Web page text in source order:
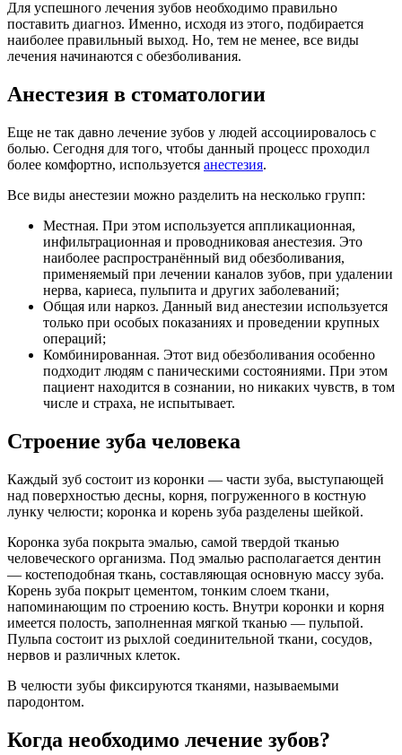
Для успешного лечения зубов необходимо правильно
поставить диагноз. Именно, исходя из этого, подбирается
наиболее правильный выход. Но, тем не менее, все виды
лечения начинаются с обезболивания.
Анестезия в стоматологии
Еще не так давно лечение зубов у людей ассоциировалось с
болью. Сегодня для того, чтобы данный процесс проходил
более комфортно, используется анестезия.
Все виды анестезии можно разделить на несколько групп:
Местная. При этом используется аппликационная,
инфильтрационная и проводниковая анестезия. Это
наиболее распространённый вид обезболивания,
применяемый при лечении каналов зубов, при удалении
нерва, кариеса, пульпита и других заболеваний;
Общая или наркоз. Данный вид анестезии используется
только при особых показаниях и проведении крупных
операций;
Комбинированная. Этот вид обезболивания особенно
подходит людям с паническими состояниями. При этом
пациент находится в сознании, но никаких чувств, в том
числе и страха, не испытывает.
Строение зуба человека
Каждый зуб состоит из коронки — части зуба, выступающей
над поверхностью десны, корня, погруженного в костную
лунку челюсти; коронка и корень зуба разделены шейкой.
Коронка зуба покрыта эмалью, самой твердой тканью
человеческого организма. Под эмалью располагается дентин
— костеподобная ткань, составляющая основную массу зуба.
Корень зуба покрыт цементом, тонким слоем ткани,
напоминающим по строению кость. Внутри коронки и корня
имеется полость, заполненная мягкой тканью — пульпой.
Пульпа состоит из рыхлой соединительной ткани, сосудов,
нервов и различных клеток.
В челюсти зубы фиксируются тканями, называемыми
пародонтом.
Когда необходимо лечение зубов?